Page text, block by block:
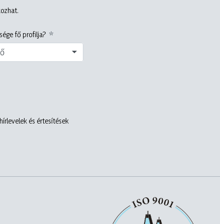
fő profilja?
és értesítések